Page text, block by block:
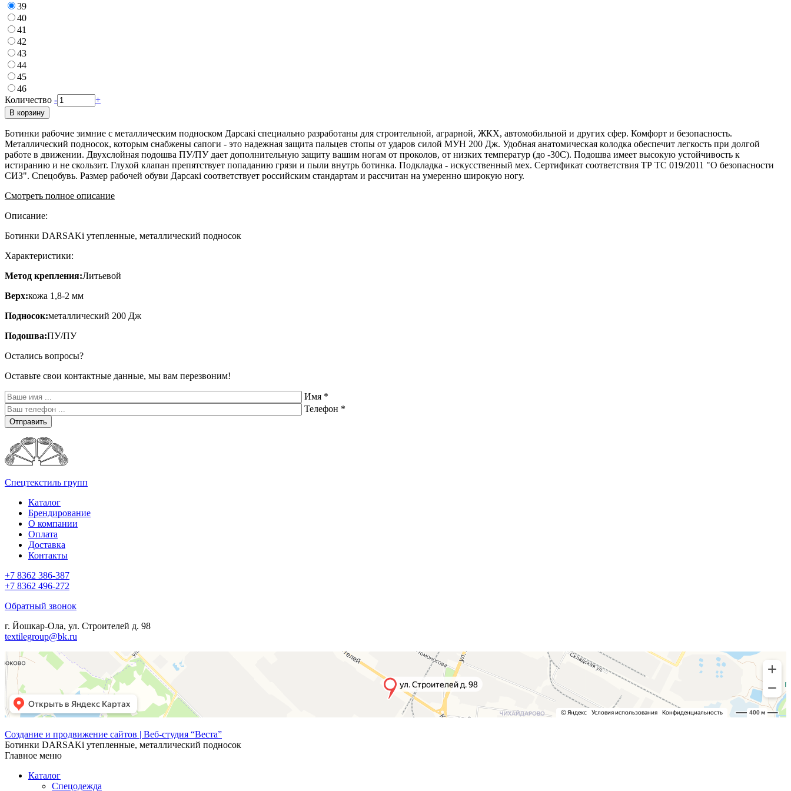
39
40
41
42
43
44
45
46
Количество - +
В корзину
Ботинки рабочие зимние с металлическим подноском Дарсакi специально разработаны для строительной, аграрной, ЖКХ, автомобильной и других сфер. Комфорт и безопасность.
Металлический подносок, которым снабжены сапоги - это надежная защита пальцев стопы от ударов силой МУН 200 Дж. Удобная анатомическая колодка обеспечит легкость при долгой
работе в движении. Двухслойная подошва ПУ/ПУ дает дополнительную защиту вашим ногам от проколов, от низких температур (до -30С). Подошва имеет высокую устойчивость к
истиранию и не скользит. Глухой клапан препятствует попаданию грязи и пыли внутрь ботинка. Подкладка - искусственный мех. Сертификат соответствия ТР ТС 019/2011 "О безопасности
СИЗ". Спецобувь. Размер рабочей обуви Дарсакi соответствует российским стандартам и рассчитан на умеренно широкую ногу.
Смотреть полное описание
Описание:
Ботинки DARSAKi утепленные, металлический подносок
Характеристики:
Метод крепления:Литьевой
Верх:кожа 1,8-2 мм
Подносок:металлический 200 Дж
Подошва:ПУ/ПУ
Остались вопросы?
Оставьте свои контактные данные, мы вам перезвоним!
Имя *
Телефон *
Отправить
Спецтекстиль групп
Каталог
Брендирование
О компании
Оплата
Доставка
Контакты
+7 8362 386-387
+7 8362 496-272
Обратный звонок
г. Йошкар-Ола, ул. Строителей д. 98
textilegroup@bk.ru
Создание и продвижение сайтов | Веб-студия “Веста”
Ботинки DARSAKi утепленные, металлический подносок
Главное меню
Каталог
Спецодежда